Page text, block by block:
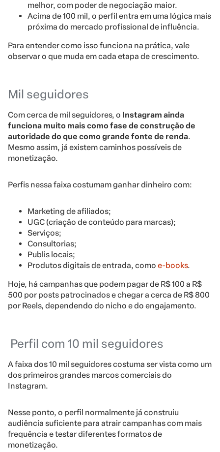
melhor, com poder de negociação maior.
Acima de 100 mil, o perfil entra em uma lógica mais
próxima do mercado profissional de influência.
Para entender como isso funciona na prática, vale
observar o que muda em cada etapa de crescimento.
Mil seguidores
Com cerca de mil seguidores, o Instagram ainda
funciona muito mais como fase de construção de
autoridade do que como grande fonte de renda.
Mesmo assim, já existem caminhos possíveis de
monetização.
Perfis nessa faixa costumam ganhar dinheiro com:
Marketing de afiliados;
UGC (criação de conteúdo para marcas);
Serviços;
Consultorias;
Publis locais;
Produtos digitais de entrada, como e-books.
Hoje, há campanhas que podem pagar de R$ 100 a R$
500 por posts patrocinados e chegar a cerca de R$ 800
por Reels, dependendo do nicho e do engajamento.
Perfil com 10 mil seguidores
A faixa dos 10 mil seguidores costuma ser vista como um
dos primeiros grandes marcos comerciais do
Instagram.
Nesse ponto, o perfil normalmente já construiu
audiência suficiente para atrair campanhas com mais
frequência e testar diferentes formatos de
monetização.